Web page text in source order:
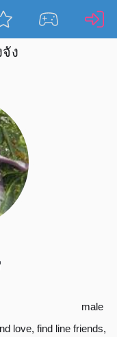
ง
male
love, find line friends,